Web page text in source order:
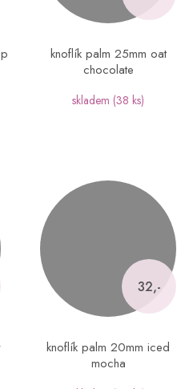
knoflík palm 25mm oat
chocolate
skladem (38 ks)
32,-
knoflík palm 20mm iced
mocha